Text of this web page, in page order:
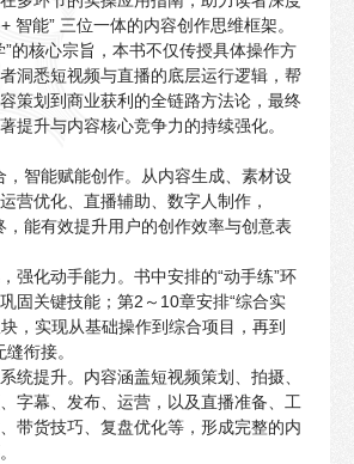
智能” 三位一体的内容创作思维框架。
”的核心宗旨，本书不仅传授具体操作方
洞悉短视频与直播的底层运行逻辑，帮
策划到商业获利的全链路方法论，最终
提升与内容核心竞争力的持续强化。
，智能赋能创作。从内容生成、素材设
营优化、直播辅助、数字人制作，
，能有效提升用户的创作效率与创意表
强化动手能力。书中安排的“动手练”环
固关键技能；第2～10章安排“综合实
块，实现从基础操作到综合项目，再到
衔接。
统提升。内容涵盖短视频策划、拍摄、
字幕、发布、运营，以及直播准备、工
带货技巧、复盘优化等，形成完整的内